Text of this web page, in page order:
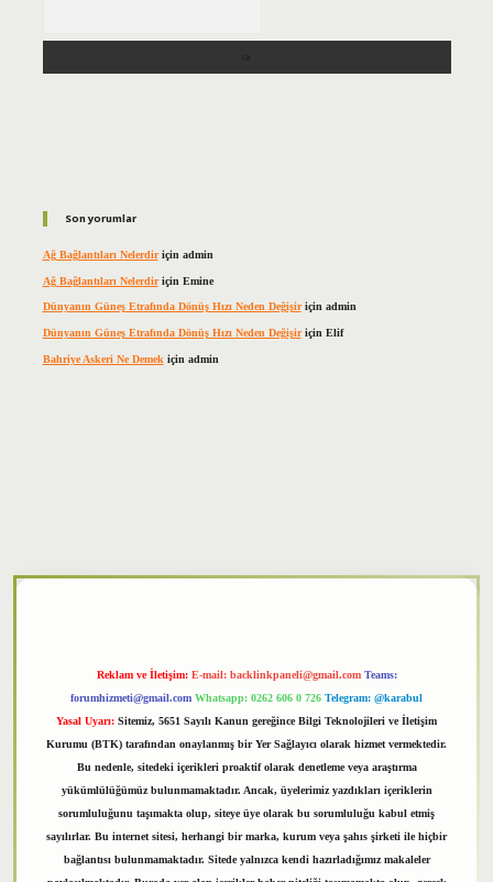
Son yorumlar
Ağ Bağlantıları Nelerdiriçin admin
Ağ Bağlantıları Nelerdiriçin Emine
Dünyanın Güneş Etrafında Dönüş Hızı Neden Değişiriçin admin
Dünyanın Güneş Etrafında Dönüş Hızı Neden Değişiriçin Elif
Bahriye Askeri Ne Demek için admin
Reklam ve İletişim: E-mail: backlinkpaneli@gmail.com Teams:
forumhizmeti@gmail.com Whatsapp: 0262 606 0 726 Telegram: @karabul
Yasal Uyarı: Sitemiz, 5651 Sayılı Kanun gereğince Bilgi Teknolojileri ve İletişim
Kurumu (BTK) tarafından onaylanmış bir Yer Sağlayıcı olarak hizmet vermektedir.
Bu nedenle, sitedeki içerikleri proaktif olarak denetleme veya araştırma
yükümlülüğümüz bulunmamaktadır. Ancak, üyelerimiz yazdıkları içeriklerin
sorumluluğunu taşımakta olup, siteye üye olarak bu sorumluluğu kabul etmiş
sayılırlar. Bu internet sitesi, herhangi bir marka, kurum veya şahıs şirketi ile hiçbir
bağlantısı bulunmamaktadır. Sitede yalnızca kendi hazırladığımız makaleler